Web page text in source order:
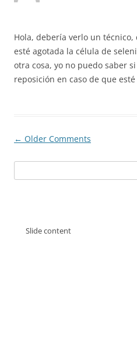
Hola, debería verlo un
esté agotada la célula de
otra cosa, yo no puedo saber
reposición en caso de que
Comment
← Older Comments
for:
Slide content